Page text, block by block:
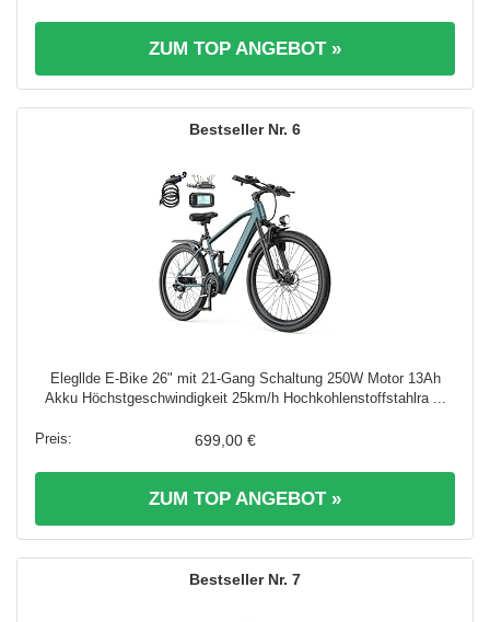
ZUM TOP ANGEBOT »
6
Elegllde E-Bike 26" mit 21-Gang Schaltung 250W Motor 13Ah
Akku Höchstgeschwindigkeit 25km/h Hochkohlenstoffstahlra ...
699,00 €
ZUM TOP ANGEBOT »
7